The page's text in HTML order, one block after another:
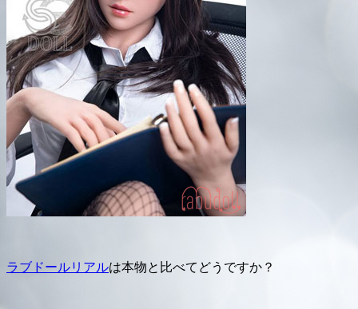
ラブドールリアルは本物と比べてどうですか？